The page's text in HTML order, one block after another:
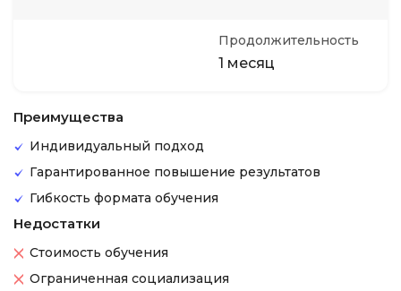
Продолжительность
1 месяц
Преимущества
Индивидуальный подход
Гарантированное повышение результатов
Гибкость формата обучения
Недостатки
Стоимость обучения
Ограниченная социализация